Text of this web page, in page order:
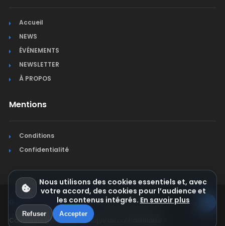
Accueil
NEWS
ÉVÉNEMENTS
NEWSLETTER
À PROPOS
Mentions
Conditions
Confidentialité
© Jura Synchro 2015-2026. Tous droits réservés.
Conditions générales Politique de confidentialité
Nous utilisons des cookies essentiels et, avec
votre accord, des cookies pour l’audience et
les contenus intégrés. En savoir plus
Refuser Accepter